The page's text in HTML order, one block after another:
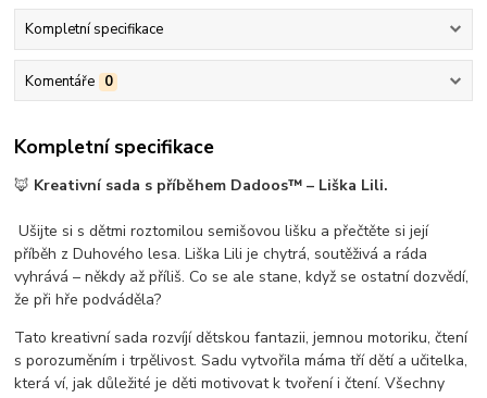
Kompletní specifikace
Komentáře 0
Kompletní specifikace
🦊 Kreativní sada s příběhem Dadoos™ – Liška Lili.
Ušijte si s dětmi roztomilou semišovou lišku a přečtěte si její
příběh z Duhového lesa. Liška Lili je chytrá, soutěživá a ráda
vyhrává – někdy až příliš. Co se ale stane, když se ostatní dozvědí,
že při hře podváděla?
Tato kreativní sada rozvíjí dětskou fantazii, jemnou motoriku, čtení
s porozuměním i trpělivost. Sadu vytvořila máma tří dětí a učitelka,
která ví, jak důležité je děti motivovat k tvoření i čtení. Všechny